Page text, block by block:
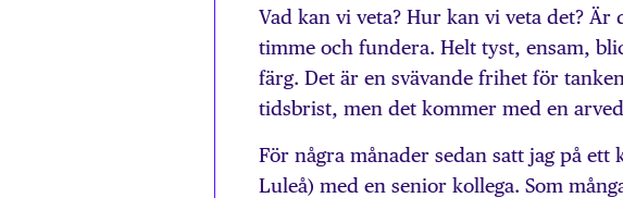
Vad kan vi veta? Hur kan vi veta det? Är
timme och fundera. Helt tyst, ensam,
färg. Det är en svävande frihet för
tidsbrist, men det kommer med en
För några månader sedan satt jag på ett
Luleå) med en senior kollega. Som